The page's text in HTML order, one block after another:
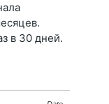
в 30 дней.